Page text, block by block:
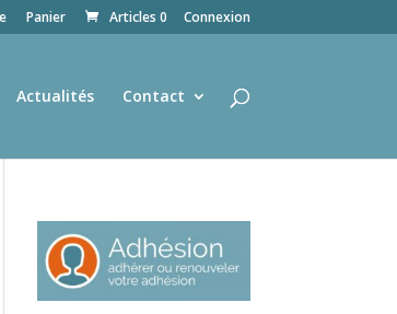
Connexion
Panier Articles 0
Actualités Contact